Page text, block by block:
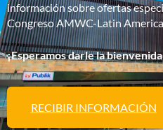
información sobre ofertas
Congreso AMWC-Latin America
¡Esperamos darle la
RECIBIR INFORMACIÓN